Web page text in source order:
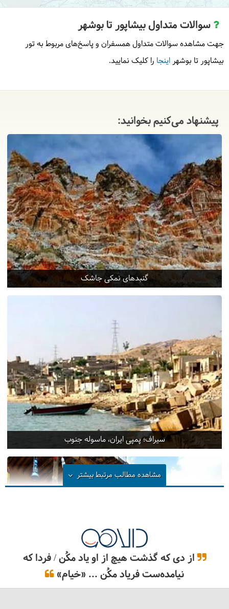
توسط گردشگر
سوالات متداول بیشاپور تا بوشهر
جهت مشاهده سوالات متداول همسفران و پاسخ‌های مربوط به تور
بیشاپور تا بوشهراینجا را کلیک نمایید.
پیشنهاد می‌کنیم بخوانید:
گنبدهای نمکی جاشک
سیراف؛ پمپی ایران، ماسوله جنوب
مشاهده مطالب مرتبطبیشتر
از دی که گذشت هیچ از او یاد مکُن / فردا که
نیامده‌ست فریاد مکُن ... «خیام»